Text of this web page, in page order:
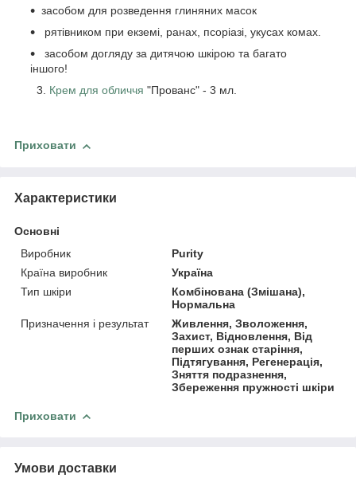
засобом для розведення глиняних масок
рятівником при екземі, ранах, псоріазі, укусах комах.
засобом догляду за дитячою шкірою та багато
іншого!
3. Крем для обличчя "Прованс" - 3 мл.
Приховати
Характеристики
Основні
Виробник
Purity
Країна виробник
Україна
Тип шкіри
Комбінована (Змішана),
Нормальна
Призначення і результат
Живлення, Зволоження,
Захист, Відновлення, Від
перших ознак старіння,
Підтягування, Регенерація,
Зняття подразнення,
Збереження пружності шкіри
Приховати
Умови доставки